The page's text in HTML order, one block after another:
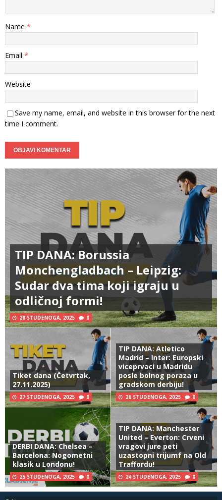
Name *
Email *
Website
Save my name, email, and website in this browser for the next
time I comment.
TIP DANA: Borussia
Monchengladbach – Leipzig:
Sudar dva tima koji igraju u
odličnoj formi!
28 STUDENOGA, 2025 0
Tiket dana (Četvrtak,
27.11.2025)
27 STUDENOGA, 2025 0
TIP DANA: Atletico
Madrid – Inter: Europski
viceprvaci u Madridu
posle bolnog poraza u
gradskom derbiju!
26 STUDENOGA, 2025 0
DERBI DANA: Chelsea –
Barcelona: Nogometni
klasik u Londonu!
25 STUDENOGA, 2025 0
TIP DANA: Manchester
United – Everton: Crveni
vragovi jure peti
uzastopni trijumf na Old
Traffordu!
24 STUDENOGA, 2025 0